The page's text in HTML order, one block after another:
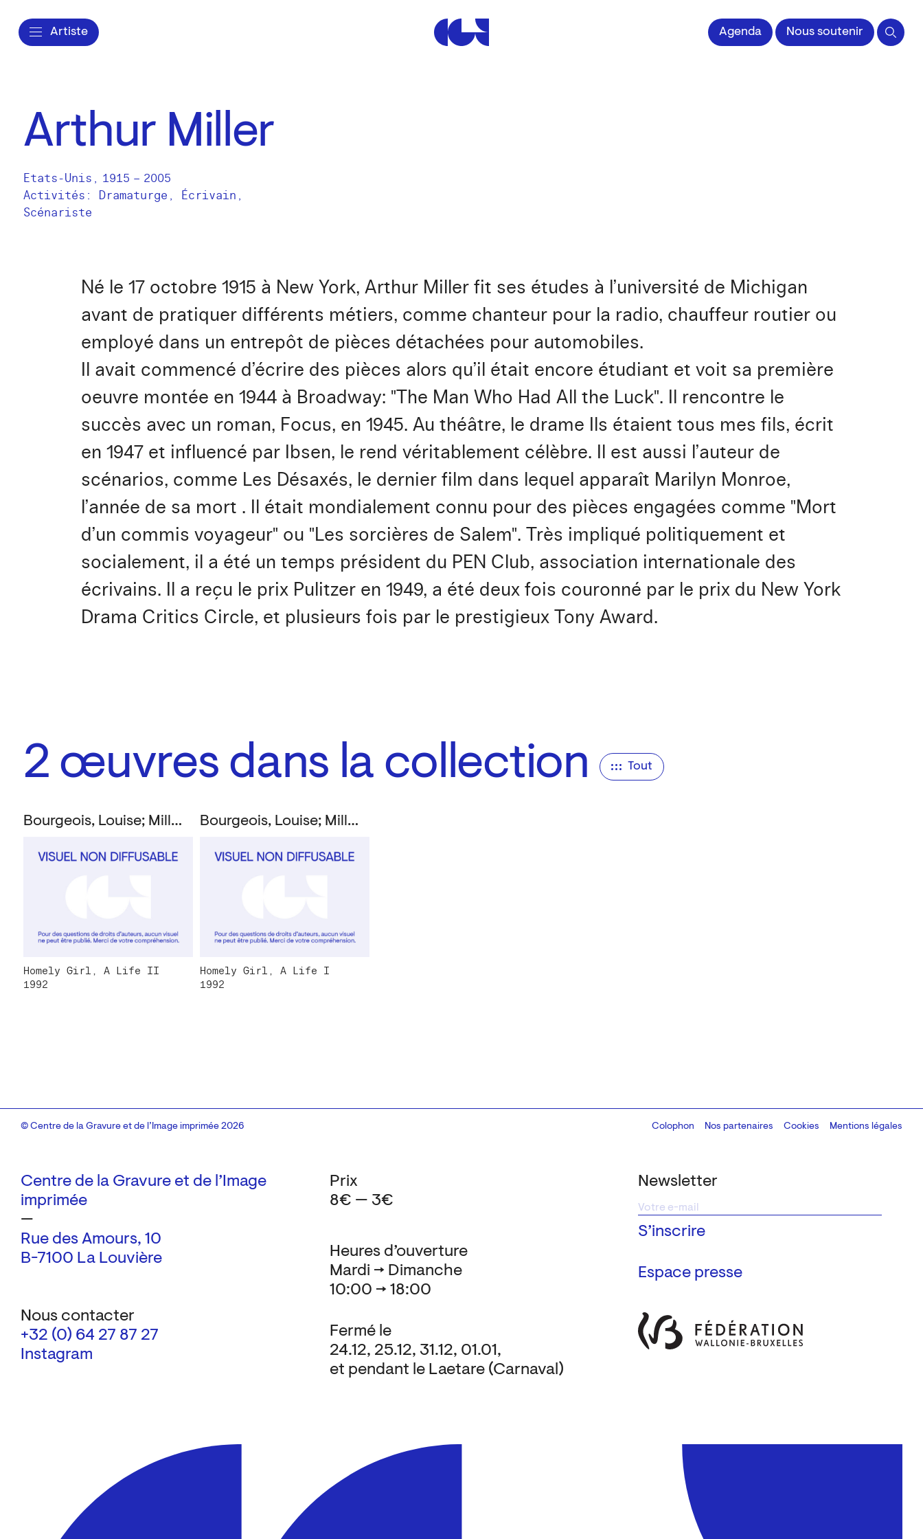
Artiste Centre de la Gravure et de l'Image impriméeAgenda Nous soutenir
Arthur Miller
Etats-Unis , 1915 – 2005
Activités: Dramaturge
Écrivain
Scénariste
Né le 17 octobre 1915 à New York, Arthur Miller fit ses études à l’université de Michigan
avant de pratiquer différents métiers, comme chanteur pour la radio, chauffeur routier ou
employé dans un entrepôt de pièces détachées pour automobiles.
Il avait commencé d’écrire des pièces alors qu’il était encore étudiant et voit sa première
oeuvre montée en 1944 à Broadway: "The Man Who Had All the Luck". Il rencontre le
succès avec un roman, Focus, en 1945. Au théâtre, le drame Ils étaient tous mes fils, écrit
en 1947 et influencé par Ibsen, le rend véritablement célèbre. Il est aussi l’auteur de
scénarios, comme Les Désaxés, le dernier film dans lequel apparaît Marilyn Monroe,
l’année de sa mort . Il était mondialement connu pour des pièces engagées comme "Mort
d’un commis voyageur" ou "Les sorcières de Salem". Très impliqué politiquement et
socialement, il a été un temps président du PEN Club, association internationale des
écrivains. Il a reçu le prix Pulitzer en 1949, a été deux fois couronné par le prix du New York
Drama Critics Circle, et plusieurs fois par le prestigieux Tony Award.
2 œuvres dans la collection Tout
Bourgeois, Louise; Miller, Arthur
Homely Girl, A Life II
1992
Bourgeois, Louise; Miller, Arthur
Homely Girl, A Life I
1992
Centre de la Gravure et de l’Image
imprimée
—
Rue des Amours, 10
B-7100 La Louvière
Nous contacter
+32 (0) 64 27 87 27
Instagram
Newsletter
Espace presse
Heures d’ouverture
Mardi → Dimanche
10:00 → 18:00
Fermé le
24.12, 25.12, 31.12, 01.01,
et pendant le Laetare (Carnaval)
Prix
8€ — 3€
© Centre de la Gravure et de l’Image imprimée 2026 Colophon
Design:Marcel Kaczmarek, code:8080.studio
Nos partenaires Cookies Mentions légales